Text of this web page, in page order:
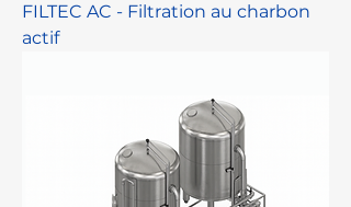
FILTEC AC - Filtration au charbon
actif